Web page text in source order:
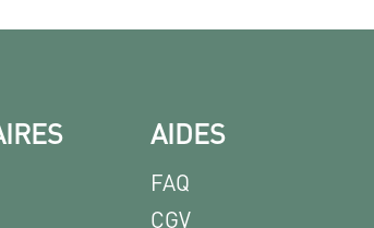
AIDES
FAQ
CGV